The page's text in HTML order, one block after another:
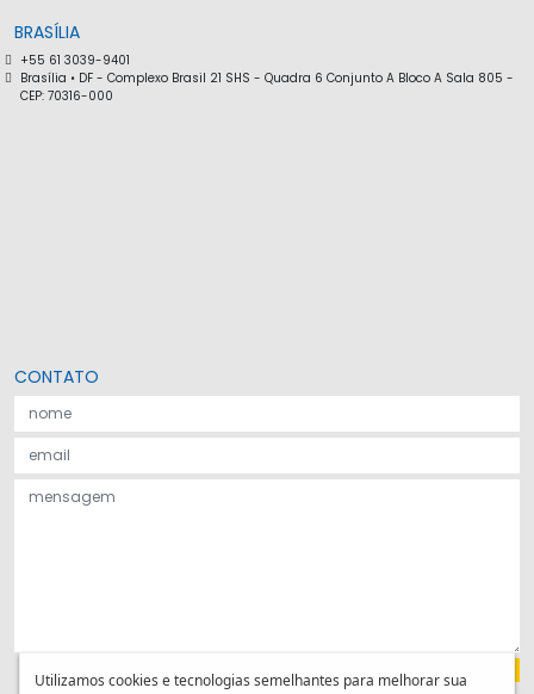
BRASÍLIA
+55 61 3039-9401
Brasília • DF - Complexo Brasil 21 SHS - Quadra 6 Conjunto A Bloco A Sala 805 -
CEP: 70316-000
CONTATO
Utilizamos cookies e tecnologias semelhantes para melhorar sua